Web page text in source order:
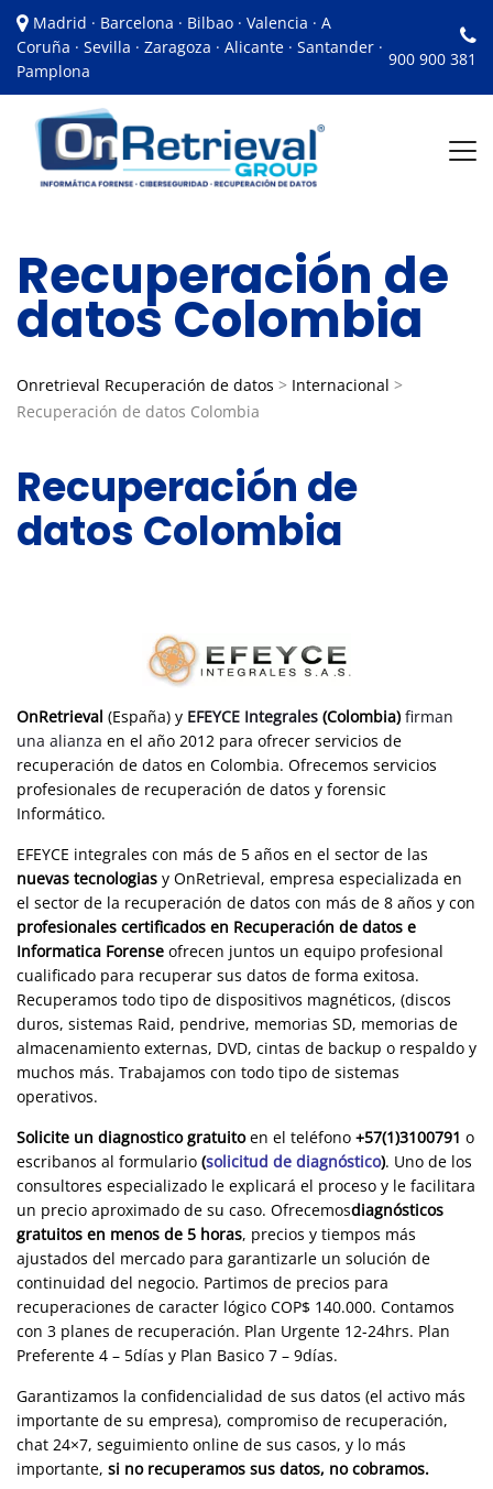
Madrid · Barcelona · Bilbao · Valencia · A
Coruña · Sevilla · Zaragoza · Alicante · Santander ·
Pamplona
900 900 381
Recuperación de
datos Colombia
Onretrieval Recuperación de datos > Internacional >
Recuperación de datos Colombia
Recuperación de
datos Colombia
OnRetrieval (España) y EFEYCE Integrales (Colombia) firman
una alianza en el año 2012 para ofrecer servicios de
recuperación de datos en Colombia. Ofrecemos servicios
profesionales de recuperación de datos y forensic
Informático.
EFEYCE integrales con más de 5 años en el sector de las
nuevas tecnologias y OnRetrieval, empresa especializada en
el sector de la recuperación de datos con más de 8 años y con
profesionales certificados en Recuperación de datos e
Informatica Forense ofrecen juntos un equipo profesional
cualificado para recuperar sus datos de forma exitosa.
Recuperamos todo tipo de dispositivos magnéticos, (discos
duros, sistemas Raid, pendrive, memorias SD, memorias de
almacenamiento externas, DVD, cintas de backup o respaldo y
muchos más. Trabajamos con todo tipo de sistemas
operativos.
Solicite un diagnostico gratuitoen el teléfono +57(1)3100791 o
escribanos al formulario (solicitud de diagnóstico). Uno de los
consultores especializado le explicará el proceso y le facilitara
un precio aproximado de su caso. Ofrecemosdiagnósticos
gratuitos en menos de 5 horas, precios y tiempos más
ajustados del mercado para garantizarle un solución de
continuidad del negocio. Partimos de precios para
recuperaciones de caracter lógico COP$ 140.000. Contamos
con 3 planes de recuperación. Plan Urgente 12-24hrs. Plan
Preferente 4 – 5días y Plan Basico 7 – 9días.
Garantizamos la confidencialidad de sus datos (el activo más
importante de su empresa), compromiso de recuperación,
chat 24×7, seguimiento online de sus casos, y lo más
importante, si no recuperamos sus datos, no cobramos.